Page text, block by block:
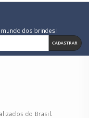
dos brindes!
CADASTRAR
do Brasil.